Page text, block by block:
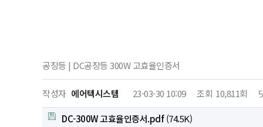
공장등 | DC공장등 300W 고효율인증서
작성자 에어텍시스템 23-03-30 10:09 조회 10,811회
DC-300W 고효율인증서.pdf(74.5K)